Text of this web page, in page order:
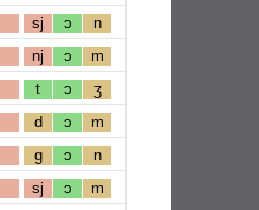
sj ɔ n
nj ɔ m
t ɔ ʒ
d ɔ m
g ɔ n
sj ɔ m